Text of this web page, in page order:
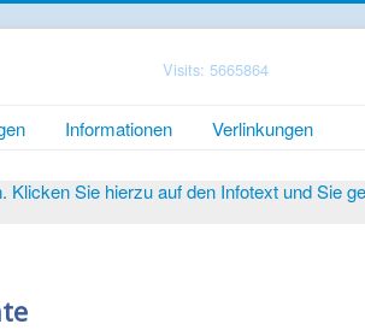
Visits: 5665864
Informationen Verlinkungen
Sie hierzu auf den Infotext und Sie